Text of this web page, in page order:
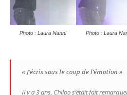
Photo : Laura Nanni Photo : Laura
« J’écris sous le coup de l’émotion »
Il y a 3 ans, Chiloo s’était fait